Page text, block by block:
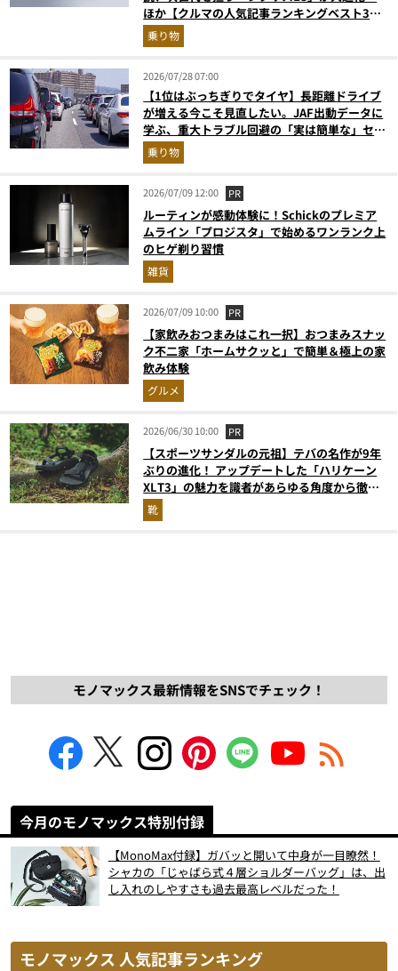
ほか【クルマの人気記事ランキングベスト3】
（2026年6月版）
乗り物
2026/07/28 07:00
【1位はぶっちぎりでタイヤ】長距離ドライブ
が増える今こそ見直したい。JAF出動データに
学ぶ、重大トラブル回避の「実は簡単な」セル
フメンテ術
乗り物
2026/07/09 12:00 PR
ルーティンが感動体験に！Schickのプレミア
ムライン「プロジスタ」で始めるワンランク上
のヒゲ剃り習慣
雑貨
2026/07/09 10:00 PR
【家飲みおつまみはこれ一択】おつまみスナッ
ク不二家「ホームサクッと」で簡単＆極上の家
飲み体験
グルメ
2026/06/30 10:00 PR
【スポーツサンダルの元祖】テバの名作が9年
ぶりの進化！ アップデートした「ハリケーン
XLT3」の魅力を識者があらゆる角度から徹底
解説！
靴
モノマックス最新情報をSNSでチェック！
今月のモノマックス特別付録
【MonoMax付録】ガバッと開いて中身が一目瞭然！
シャカの「じゃばら式４層ショルダーバッグ」は、出
し入れのしやすさも過去最高レベルだった！
モノマックス 人気記事ランキング